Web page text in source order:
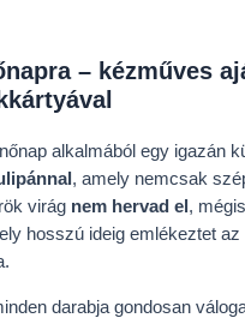
– kézműves
alkalmából egy igazán
, amely nemcsak
virág nem hervad el ,
hosszú ideig emlékeztet az
darabja gondosan